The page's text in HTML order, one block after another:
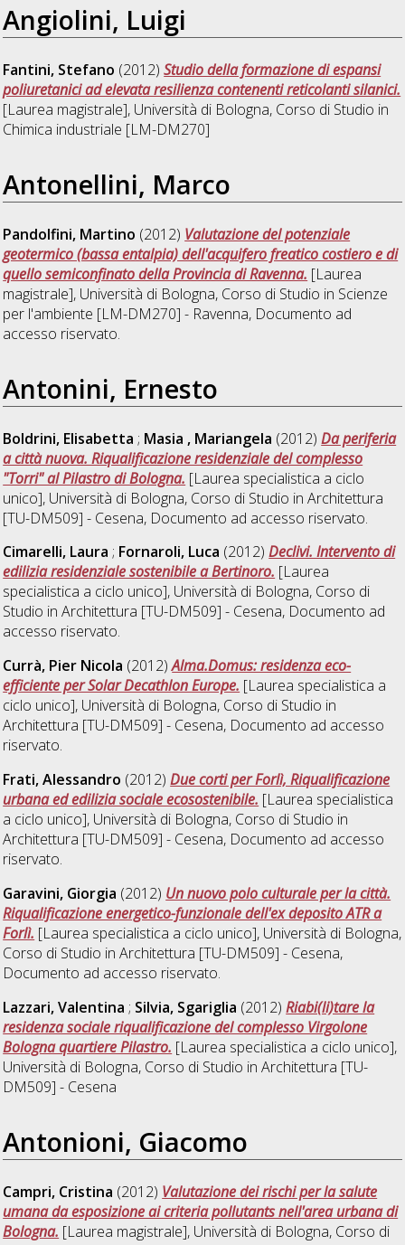
Angiolini, Luigi
Fantini, Stefano (2012)Studio della formazione di espansi
poliuretanici ad elevata resilienza contenenti reticolanti silanici.
[Laurea magistrale], Università di Bologna, Corso di Studio in
Chimica industriale [LM-DM270]
Antonellini, Marco
Pandolfini, Martino (2012) Valutazione del potenziale
geotermico (bassa entalpia) dell'acquifero freatico costiero e di
quello semiconfinato della Provincia di Ravenna. [Laurea
magistrale], Università di Bologna, Corso di Studio in Scienze
per l'ambiente [LM-DM270] - Ravenna, Documento ad
accesso riservato.
Antonini, Ernesto
Boldrini, Elisabetta ; Masia , Mariangela (2012)Da periferia
a città nuova. Riqualificazione residenziale del complesso
"Torri" al Pilastro di Bologna. [Laurea specialistica a ciclo
unico], Università di Bologna, Corso di Studio inArchitettura
[TU-DM509] - Cesena, Documento ad accesso riservato.
Cimarelli, Laura ; Fornaroli, Luca (2012)Declivi. Intervento di
edilizia residenziale sostenibile a Bertinoro. [Laurea
specialistica a ciclo unico], Università di Bologna, Corso di
Studio inArchitettura [TU-DM509] - Cesena, Documento ad
accesso riservato.
Currà, Pier Nicola (2012)Alma.Domus: residenza eco-
efficiente per Solar Decathlon Europe. [Laurea specialistica a
ciclo unico], Università di Bologna, Corso di Studio in
Architettura [TU-DM509] - Cesena, Documento ad accesso
riservato.
Frati, Alessandro (2012)Due corti per Forlì, Riqualificazione
urbana ed edilizia sociale ecosostenibile. [Laurea specialistica
a ciclo unico], Università di Bologna, Corso di Studio in
Architettura [TU-DM509] - Cesena, Documento ad accesso
riservato.
Garavini, Giorgia (2012) Un nuovo polo culturale per la città.
Riqualificazione energetico-funzionale dell'ex deposito ATR a
Forlì. [Laurea specialistica a ciclo unico], Università di Bologna,
Corso di Studio inArchitettura [TU-DM509] - Cesena,
Documento ad accesso riservato.
Lazzari, Valentina ; Silvia, Sgariglia (2012)Riabi(li)tare la
residenza sociale riqualificazione del complesso Virgolone
Bologna quartiere Pilastro. [Laurea specialistica a ciclo unico],
Università di Bologna, Corso di Studio inArchitettura [TU-
DM509] - Cesena
Antonioni, Giacomo
Campri, Cristina (2012) Valutazione dei rischi per la salute
umana da esposizione ai criteria pollutants nell'area urbana di
Bologna. [Laurea magistrale], Università di Bologna, Corso di